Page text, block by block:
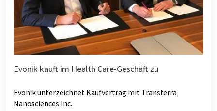
Evonik kauft im Health Care-Geschäft zu
Evonik unterzeichnet Kaufvertrag mit Transferra
Nanosciences Inc.